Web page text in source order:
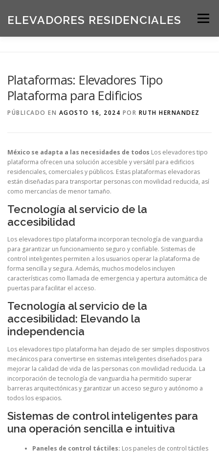
contenido
ELEVADORES RESIDENCIALES Menú
SOLICITE UNA COTIZACIÓN BLOG
Plataformas: Elevadores Tipo
Plataforma para Edificios
PÚBLICADO EN AGOSTO 16, 2024 POR RUTH HERNANDEZ
México se adapta a las necesidades de todos Los elevadores tipo
plataforma ofrecen una solución accesible y versátil para edificios
residenciales, comerciales y públicos. Estas plataformas elevadoras
están diseñadas para transportar personas con movilidad reducida, así
como mercancías de menor tamaño.
Tecnología al servicio de la
accesibilidad
Los elevadores tipo plataforma incorporan tecnología de vanguardia
para garantizar un funcionamiento seguro y confiable. Sistemas de
control inteligentes permiten a los usuarios operar la plataforma de
forma sencilla y segura. Además, muchos modelos incluyen
características como llamada de emergencia y apertura automática de
puertas para facilitar el acceso.
Tecnología al servicio de la
accesibilidad: Elevando la
independencia
Los elevadores tipo plataforma han dejado de ser simples dispositivos
mecánicos para convertirse en sistemas inteligentes diseñados para
mejorar la calidad de vida de las personas con movilidad reducida. La
incorporación de tecnología de vanguardia ha permitido superar
barreras arquitectónicas y garantizar un acceso seguro y autónomo a
todos los espacios.
Sistemas de control inteligentes para
una operación sencilla e intuitiva
Paneles de control táctiles: Los paneles de control táctiles